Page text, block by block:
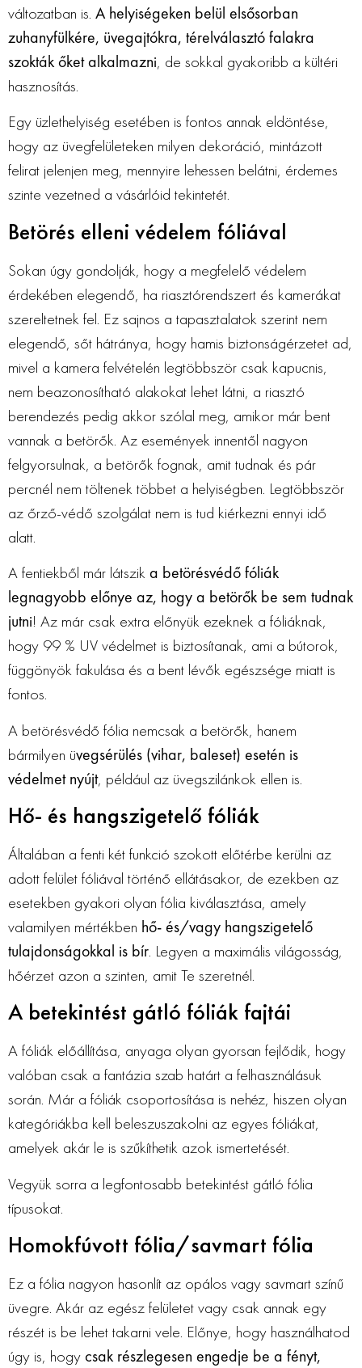
változatban is. A helyiségeken belül elsősorban
zuhanyfülkére, üvegajtókra, térelválasztó falakra
szokták őket alkalmazni, de sokkal gyakoribb a kültéri
hasznosítás.
Egy üzlethelyiség esetében is fontos annak eldöntése,
hogy az üvegfelületeken milyen dekoráció, mintázott
felirat jelenjen meg, mennyire lehessen belátni, érdemes
szinte vezetned a vásárlóid tekintetét.
Betörés elleni védelem fóliával
Sokan úgy gondolják, hogy a megfelelő védelem
érdekében elegendő, ha riasztórendszert és kamerákat
szereltetnek fel. Ez sajnos a tapasztalatok szerint nem
elegendő, sőt hátránya, hogy hamis biztonságérzetet ad,
mivel a kamera felvételén legtöbbször csak kapucnis,
nem beazonosítható alakokat lehet látni, a riasztó
berendezés pedig akkor szólal meg, amikor már bent
vannak a betörők. Az események innentől nagyon
felgyorsulnak, a betörők fognak, amit tudnak és pár
percnél nem töltenek többet a helyiségben. Legtöbbször
az őrző-védő szolgálat nem is tud kiérkezni ennyi idő
alatt.
A fentiekből már látszika betörésvédő fóliák
legnagyobb előnye az, hogy a betörők be sem tudnak
jutni! Az már csak extra előnyük ezeknek a fóliáknak,
hogy 99 % UV védelmet is biztosítanak, ami a bútorok,
függönyök fakulása és a bent lévők egészsége miatt is
fontos.
A betörésvédő fólia nemcsak a betörők, hanem
bármilyen üvegsérülés (vihar, baleset) esetén is
védelmet nyújt, például az üvegszilánkok ellen is.
Hő- és hangszigetelő fóliák
Általában a fenti két funkció szokott előtérbe kerülni az
adott felület fóliával történő ellátásakor, de ezekben az
esetekben gyakori olyan fólia kiválasztása, amely
valamilyen mértékben hő- és/vagy hangszigetelő
tulajdonságokkal is bír. Legyen a maximális világosság,
hőérzet azon a szinten, amit Te szeretnél.
A betekintést gátló fóliák fajtái
A fóliák előállítása, anyaga olyan gyorsan fejlődik, hogy
valóban csak a fantázia szab határt a felhasználásuk
során. Már a fóliák csoportosítása is nehéz, hiszen olyan
kategóriákba kell beleszuszakolni az egyes fóliákat,
amelyek akár le is szűkíthetik azok ismertetését.
Vegyük sorra a legfontosabb betekintést gátló fólia
típusokat.
Homokfúvott fólia/savmart fólia
Ez a fólia nagyon hasonlít az opálos vagy savmart színű
üvegre. Akár az egész felületet vagy csak annak egy
részét is be lehet takarni vele. Előnye, hogy használhatod
úgy is, hogycsak részlegesen engedje be a fényt,